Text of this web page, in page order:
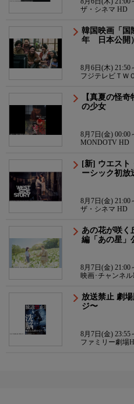
ザ・シネマ HD
韓国映画「国
年 日本公開
8月6日(木) 21:50
フジテレビＴＷ
【真夏の怪
の少女
8月7日(金) 00:00
MONDOTV HD
[新] ウエスト
ーシック初放
8月7日(金) 21:00
ザ・シネマ HD
あの花が咲く
編「あの星」
8月7日(金) 21:00
映画･チャンネ
放送禁止 劇
ジ〜
8月7日(金) 23:55
ファミリー劇場